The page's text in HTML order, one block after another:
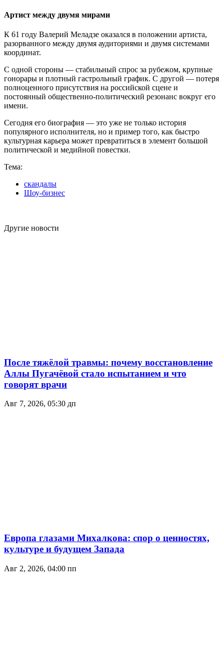
Артист между двумя мирами
К 61 году Валерий Меладзе оказался в положении артиста,
разорванного между двумя аудиториями и двумя системами
координат.
С одной стороны — стабильный спрос за рубежом, крупные
гонорары и плотный гастрольный график. С другой — потеря
полноценного присутствия на российской сцене и
постоянный общественно-политический резонанс вокруг его
имени.
Сегодня его биография — это уже не только история
популярного исполнителя, но и пример того, как быстро
культурная карьера может превратиться в элемент большой
политической и медийной повестки.
Тема:
скандалы
Шоу-бизнес
Другие новости
После тяжёлой травмы: почему восстановление
Аллы Пугачёвой стало испытанием и что
говорят врачи
Авг 7, 2026, 05:30 дп
Европа глазами Михалкова: спор о ценностях,
культуре и будущем Запада
Авг 2, 2026, 04:00 пп